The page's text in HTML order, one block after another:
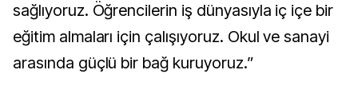
sağlıyoruz. Öğrencilerin iş dünyasıyla iç içe bir
eğitim almaları için çalışıyoruz. Okul ve sanayi
arasında güçlü bir bağ kuruyoruz.”